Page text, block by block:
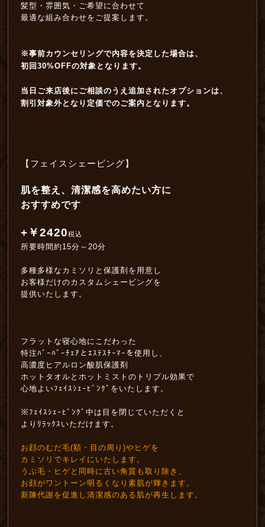
髪型・雰囲気・ご希望に合わせて
最適な組み合わせをご提案します。
※事前カウンセリングで内容を決定した場合は、
初回30%OFFの対象となります。
当日ご来店後にご相談のうえ追加されたオプションは、
割引対象外となり定価でのご案内となります。
【フェイスシェービング】
肌を整え、清潔感を高めたい方に
おすすめです
+￥2420税込
所要時間約15分～20分
多種多様なカミソリと保護剤を用意し
お客様だけのカスタムシェービングを
提供いたします。
フラットな寝心地にこだわった
特注ﾊﾞｰﾊﾞｰﾁｪｱとｴｽﾃｽﾁｰﾏｰを使用し、
高濃度ヒアルロン酸肌保護剤
ホットタオルとホットミストのトリプル効果で
心地よいﾌｪｲｽｼｪｰﾋﾞﾝｸﾞをいたします。
※ﾌｪｲｽｼｪｰﾋﾞﾝｸﾞ中は目を閉じていただくと
よりﾘﾗｯｸｽいただけます。
お顔のむだ毛(額・目の周り)やヒゲを
カミソリでキレイにいたします。
うぶ毛・ヒゲと同時に古い角質も取り除き、
お顔がワントーン明るくなり素肌が輝きます。
新陳代謝を促進し清潔感のある肌が再生します。